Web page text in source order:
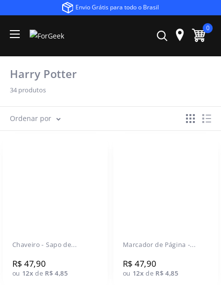
Envio Grátis para todo o Brasil
0
Harry Potter
34 produtos
Ordenar por
Chaveiro - Sapo de...
R$ 47,90
ou 12x de R$ 4,85
Marcador de Página -...
R$ 47,90
ou 12x de R$ 4,85